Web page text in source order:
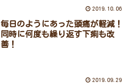
2019.10.06
毎日のようにあった頭痛が軽減！
同時に何度も繰り返す下痢も改
善！
2019.09.29